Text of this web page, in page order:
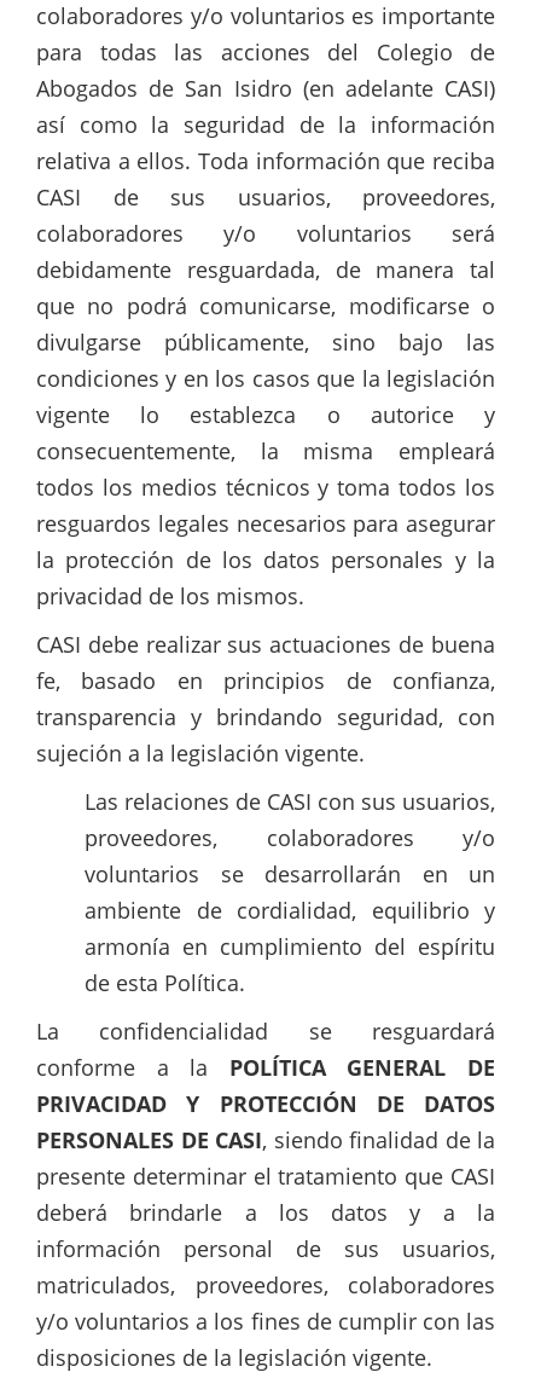
colaboradores y/o voluntarios es importante
para todas las acciones del Colegio de
Abogados de San Isidro (en adelante CASI)
así como la seguridad de la información
relativa a ellos. Toda información que reciba
CASI de sus usuarios, proveedores,
colaboradores y/o voluntarios será
debidamente resguardada, de manera tal
que no podrá comunicarse, modificarse o
divulgarse públicamente, sino bajo las
condiciones y en los casos que la legislación
vigente lo establezca o autorice y
consecuentemente, la misma empleará
todos los medios técnicos y toma todos los
resguardos legales necesarios para asegurar
la protección de los datos personales y la
privacidad de los mismos.
CASI debe realizar sus actuaciones de buena
fe, basado en principios de confianza,
transparencia y brindando seguridad, con
sujeción a la legislación vigente.
Las relaciones de CASI con sus usuarios,
proveedores, colaboradores y/o
voluntarios se desarrollarán en un
ambiente de cordialidad, equilibrio y
armonía en cumplimiento del espíritu
de esta Política.
La confidencialidad se resguardará
conforme a la POLÍTICA GENERAL DE
PRIVACIDAD Y PROTECCIÓN DE DATOS
PERSONALES DE CASI, siendo finalidad de la
presente determinar el tratamiento que CASI
deberá brindarle a los datos y a la
información personal de sus usuarios,
matriculados, proveedores, colaboradores
y/o voluntarios a los fines de cumplir con las
disposiciones de la legislación vigente.